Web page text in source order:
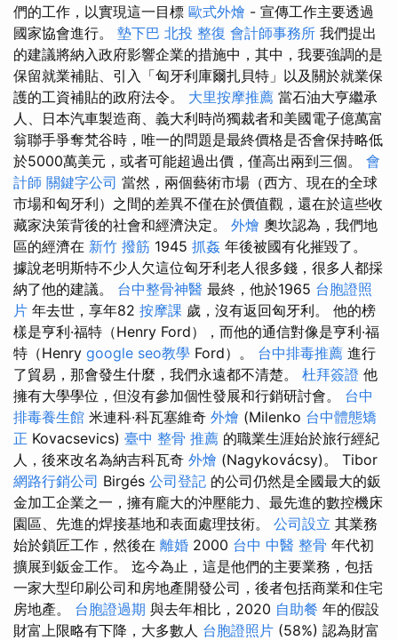
們的工作，以實現這一目標 歐式外燴 - 宣傳工作主要透過
國家協會進行。 墊下巴 北投 整復 會計師事務所 我們提出
的建議將納入政府影響企業的措施中，其中，我要強調的是
保留就業補貼、引入「匈牙利庫爾扎貝特」以及關於就業保
護的工資補貼的政府法令。 大里按摩推薦 當石油大亨繼承
人、日本汽車製造商、義大利時尚獨裁者和美國電子億萬富
翁聯手爭奪梵谷時，唯一的問題是最終價格是否會保持略低
於5000萬美元，或者可能超過出價，僅高出兩到三個。 會
計師 關鍵字公司 當然，兩個藝術市場（西方、現在的全球
市場和匈牙利）之間的差異不僅在於價值觀，還在於這些收
藏家決策背後的社會和經濟決定。 外燴 奧坎認為，我們地
區的經濟在 新竹 撥筋 1945 抓姦 年後被國有化摧毀了。
據說老明斯特不少人欠這位匈牙利老人很多錢，很多人都採
納了他的建議。 台中整骨神醫 最終，他於1965 台胞證照
片 年去世，享年82 按摩課 歲，沒有返回匈牙利。 他的榜
樣是亨利·福特（Henry Ford），而他的通信對像是亨利·福
特（Henry google seo教學 Ford）。 台中排毒推薦 進行
了貿易，那會發生什麼，我們永遠都不清楚。 杜拜簽證 他
擁有大學學位，但沒有參加個性發展和行銷研討會。 台中
排毒養生館 米連科·科瓦塞維奇 外燴 (Milenko 台中體態矯
正 Kovacsevics) 臺中 整骨 推薦 的職業生涯始於旅行經紀
人，後來改名為納吉科瓦奇 外燴 (Nagykovácsy)。 Tibor
網路行銷公司 Birgés 公司登記 的公司仍然是全國最大的鈑
金加工企業之一，擁有龐大的沖壓能力、最先進的數控機床
園區、先進的焊接基地和表面處理技術。 公司設立 其業務
始於鎖匠工作，然後在 離婚 2000 台中 中醫 整骨 年代初
擴展到鈑金工作。 迄今為止，這是他們的主要業務，包括
一家大型印刷公司和房地產開發公司，後者包括商業和住宅
房地產。 台胞證過期 與去年相比，2020 自助餐 年的假設
財富上限略有下降，大多數人 台胞證照片 (58%) 認為財富